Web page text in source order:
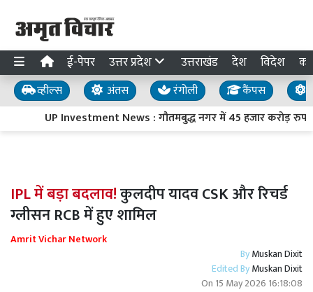
ई-पेपर उत्तर प्रदेश उत्तराखंड देश विदेश
व्हील्स अंतस रंगोली कैंपस
UP Investment News : गौतमबुद्ध नगर में 45 हजार करोड़
IPL में बड़ा बदलाव!कुलदीप यादव CSK और रिचर्ड
ग्लीसन RCB में हुए शामिल
Amrit Vichar Network
ByMuskan Dixit
Edited ByMuskan Dixit
On 15 May 2026 16:18:08